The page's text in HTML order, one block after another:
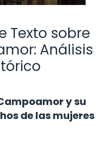
Texto sobre
Análisis
y su
de las mujeres